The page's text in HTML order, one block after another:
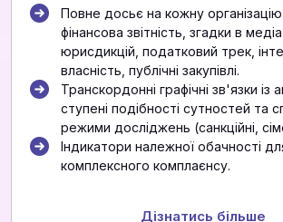
Повне досьє на кожну
фінансова звітність, згадки в
юрисдикцій, податковий трек,
власність, публічні закупівлі.
Транскордонні графічні зв'язки із
ступені подібності сутностей та
режими досліджень (санкційні,
Індикатори належної обачності
комплексного комплаєнсу.
Дізнатись більше